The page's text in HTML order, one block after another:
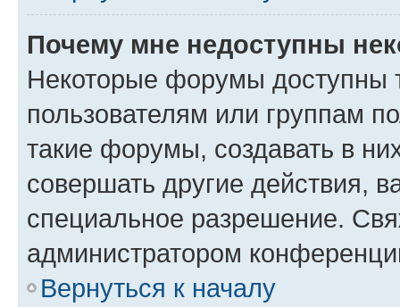
Почему мне недоступны
Некоторые форумы доступны
пользователям или группам
такие форумы, создавать в
совершать другие действия,
специальное разрешение.
администратором
Вернуться к началу